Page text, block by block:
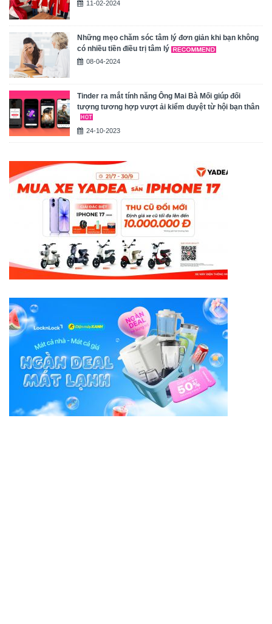
11-02-2024
Những mẹo chăm sóc tâm lý đơn giản khi bạn không
có nhiều tiền điều trị tâm lý
08-04-2024
Tinder ra mắt tính năng Ông Mai Bà Mối giúp đối
tượng tương hợp vượt ải kiểm duyệt từ hội bạn thân
24-10-2023